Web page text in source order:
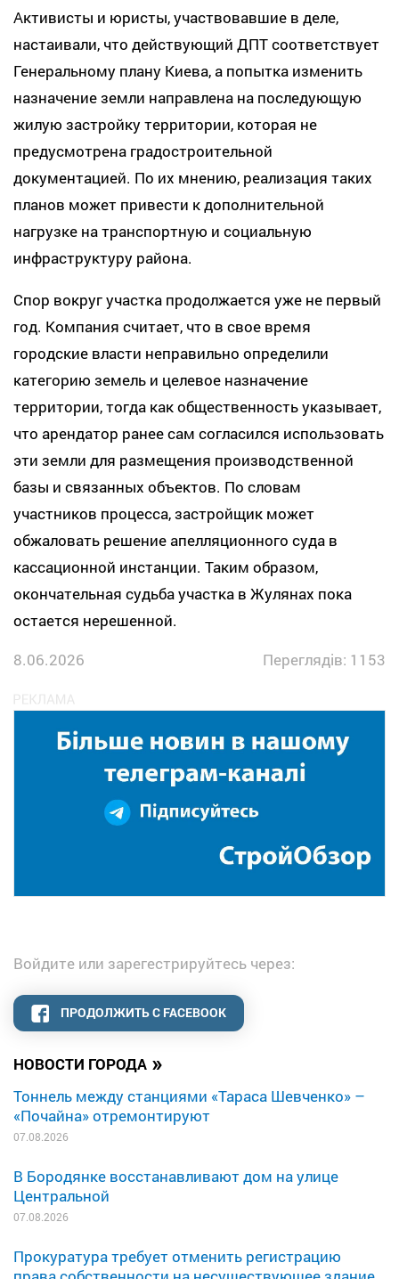
НОВОСТИ ГОРОДА »
Тоннель между станциями «Тараса Шевченко» –
«Почайна» отремонтируют
07.08.2026
В Бородянке восстанавливают дом на улице
Центральной
07.08.2026
Прокуратура требует отменить регистрацию
Активисты и юристы, участвовавшие в деле,
настаивали, что действующий ДПТ соответствует
Генеральному плану Киева, а попытка изменить
назначение земли направлена на последующую
жилую застройку территории, которая не
предусмотрена градостроительной
документацией. По их мнению, реализация таких
планов может привести к дополнительной
нагрузке на транспортную и социальную
инфраструктуру района.
Спор вокруг участка продолжается уже не первый
год. Компания считает, что в свое время
городские власти неправильно определили
категорию земель и целевое назначение
территории, тогда как общественность указывает,
что арендатор ранее сам согласился использовать
эти земли для размещения производственной
базы и связанных объектов. По словам
участников процесса, застройщик может
обжаловать решение апелляционного суда в
кассационной инстанции. Таким образом,
окончательная судьба участка в Жулянах пока
остается нерешенной.
8.06.2026
Переглядів: 1153
Войдите или зарегестрируйтесь через:
ПРОДОЛЖИТЬ С FACEBOOK